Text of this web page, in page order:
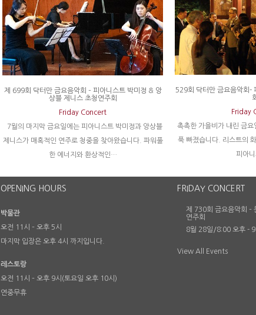
제 699회 닥터만 금요음악회 – 피아니스트 박미정 & 앙
상블 제니스 초청연주회
Friday Concert
7월의 마지막 금요일에는 피아니스트 박미정과 앙상블
제니스가 매혹적인 연주로 청중을 찾아왔습니다. 파워풀
한 에너지와 환상적인…
529회 닥터만 금요음악회-
Friday
촉촉한 가을비가 내린 금요
푹 빠졌습니다. 리스트의
피아
OPENING HOURS
박물관
오전 11시 – 오후 5시
마지막 입장은 오후 4시 까지입니다.
레스토랑
오전 11시 – 오후 9시(토요일 오후 10시)
연중무휴
FRIDAY CONCERT
제 730회 금요음악회 –
연주회
8월 28일/8:00 오후 -
View All Events